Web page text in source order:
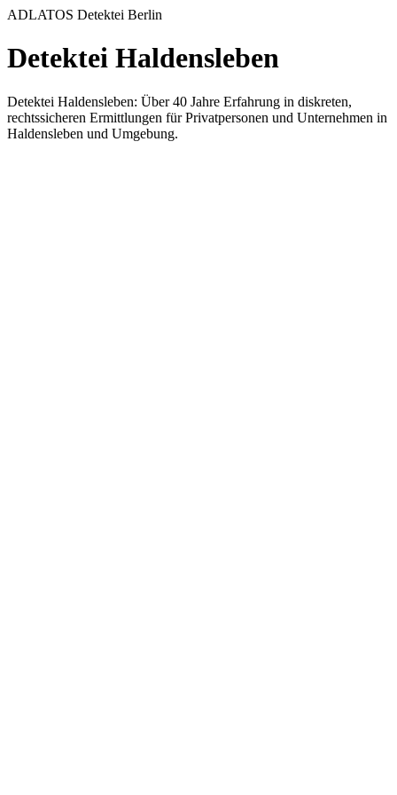
ADLATOS Detektei Berlin
Detektei Haldensleben
Detektei Haldensleben: Über 40 Jahre Erfahrung in diskreten,
rechtssicheren Ermittlungen für Privatpersonen und Unternehmen in
Haldensleben und Umgebung.